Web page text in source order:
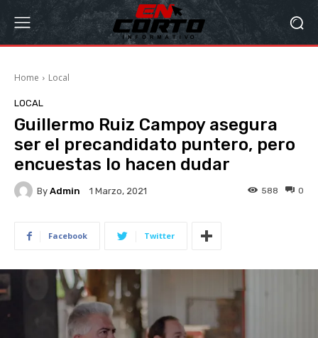
Home Local
LOCAL
Guillermo Ruiz Campoy asegura
ser el precandidato puntero, pero
encuestas lo hacen dudar
By Admin 1 Marzo, 2021 0
588
Facebook Twitter